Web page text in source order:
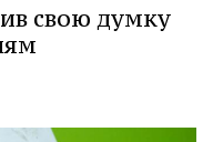
свою думку